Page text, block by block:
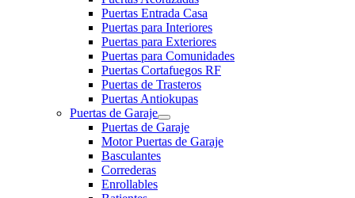
Puertas Entrada Casa
Puertas para Interiores
Puertas para Exteriores
Puertas para Comunidades
Puertas Cortafuegos RF
Puertas de Trasteros
Puertas Antiokupas
Puertas de Garaje
Puertas de Garaje
Motor Puertas de Garaje
Basculantes
Correderas
Enrollables